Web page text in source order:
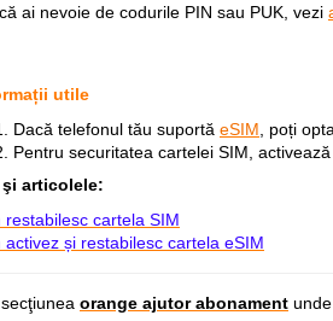
ai nevoie de codurile PIN sau PUK, vezi
utile
Dacă telefonul tău suportă eSIM , poți
Pentru securitatea cartelei SIM,
şi articolele:
restabilesc cartela SIM
activez și restabilesc cartela eSIM
orange ajutor abonament